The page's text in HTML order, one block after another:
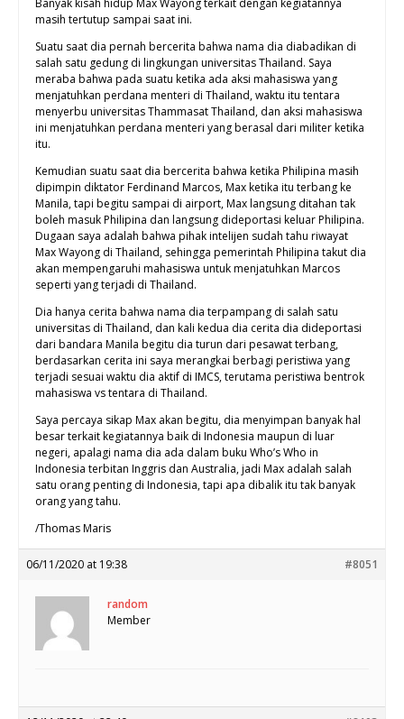
Banyak kisah hidup Max Wayong terkait dengan kegiatannya
masih tertutup sampai saat ini.
Suatu saat dia pernah bercerita bahwa nama dia diabadikan di
salah satu gedung di lingkungan universitas Thailand. Saya
meraba bahwa pada suatu ketika ada aksi mahasiswa yang
menjatuhkan perdana menteri di Thailand, waktu itu tentara
menyerbu universitas Thammasat Thailand, dan aksi mahasiswa
ini menjatuhkan perdana menteri yang berasal dari militer ketika
itu.
Kemudian suatu saat dia bercerita bahwa ketika Philipina masih
dipimpin diktator Ferdinand Marcos, Max ketika itu terbang ke
Manila, tapi begitu sampai di airport, Max langsung ditahan tak
boleh masuk Philipina dan langsung dideportasi keluar Philipina.
Dugaan saya adalah bahwa pihak intelijen sudah tahu riwayat
Max Wayong di Thailand, sehingga pemerintah Philipina takut dia
akan mempengaruhi mahasiswa untuk menjatuhkan Marcos
seperti yang terjadi di Thailand.
Dia hanya cerita bahwa nama dia terpampang di salah satu
universitas di Thailand, dan kali kedua dia cerita dia dideportasi
dari bandara Manila begitu dia turun dari pesawat terbang,
berdasarkan cerita ini saya merangkai berbagi peristiwa yang
terjadi sesuai waktu dia aktif di IMCS, terutama peristiwa bentrok
mahasiswa vs tentara di Thailand.
Saya percaya sikap Max akan begitu, dia menyimpan banyak hal
besar terkait kegiatannya baik di Indonesia maupun di luar
negeri, apalagi nama dia ada dalam buku Who’s Who in
Indonesia terbitan Inggris dan Australia, jadi Max adalah salah
satu orang penting di Indonesia, tapi apa dibalik itu tak banyak
orang yang tahu.
/Thomas Maris
06/11/2020 at 19:38 #8051
random
Member